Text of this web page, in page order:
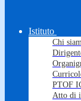
Istituto
Chi
PTOF
Atto di